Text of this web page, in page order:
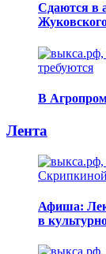
Сдаются в
В
Лента
Афиша:
в